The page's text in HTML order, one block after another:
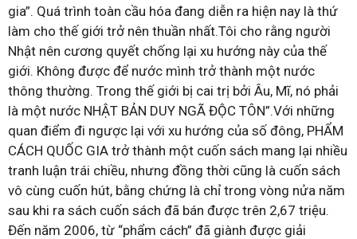
gia”. Quá trình toàn cầu hóa đang diễn ra hiện nay là thứ
làm cho thế giới trở nên thuần nhất.Tôi cho rằng người
Nhật nên cương quyết chống lại xu hướng này của thế
giới. Không được để nước mình trở thành một nước
thông thường. Trong thế giới bị cai trị bởi Âu, Mĩ, nó phải
là một nước NHẬT BẢN DUY NGÃ ĐỘC TÔN”.Với những
quan điểm đi ngược lại với xu hướng của số đông, PHẨM
CÁCH QUỐC GIA trở thành một cuốn sách mang lại nhiều
tranh luận trái chiều, nhưng đồng thời cũng là cuốn sách
vô cùng cuốn hút, bằng chứng là chỉ trong vòng nửa năm
sau khi ra sách cuốn sách đã bán được trên 2,67 triệu.
Đến năm 2006, từ “phẩm cách” đã giành được giải